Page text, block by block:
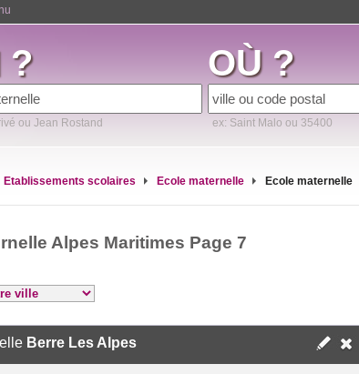
?
ou Jean Rostand
OÙ ?
ex: Saint Malo ou 35400
Etablissements scolaires Ecole maternelle
Ecole maternelle
Alpes Maritimes Page 7
Berre Les Alpes